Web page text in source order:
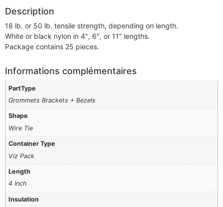
Description
18 lb. or 50 lb. tensile strength, depending on length.
White or black nylon in 4″, 6″, or 11″ lengths.
Package contains 25 pieces.
Informations complémentaires
PartType
Grommets Brackets + Bezels
Shape
Wire Tie
Container Type
Viz Pack
Length
4 Inch
Insulation